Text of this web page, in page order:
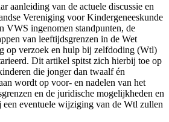
aanleiding van de actuele discussie en
Vereniging voor Kindergeneeskunde
ingenomen standpunten, de
van leeftijdsgrenzen in de Wet
op verzoek en hulp bij zelfdoding (Wtl)
Dit artikel spitst zich hierbij toe op
die jonger dan twaalf én
wordt op voor- en nadelen van het
en de juridische mogelijkheden en
eventuele wijziging van de Wtl zullen